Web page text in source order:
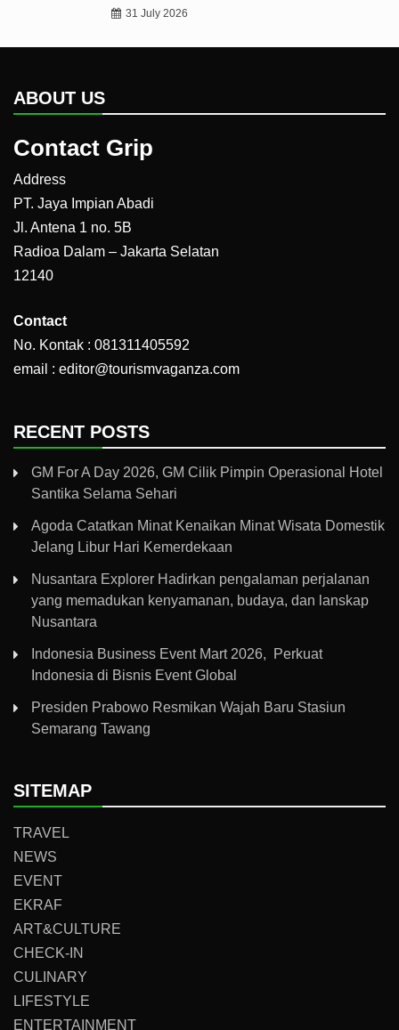
31 July 2026
ABOUT US
Contact Grip
Address
PT. Jaya Impian Abadi
Jl. Antena 1 no. 5B
Radioa Dalam – Jakarta Selatan
12140
Contact
No. Kontak : 081311405592
email : editor@tourismvaganza.com
RECENT POSTS
GM For A Day 2026, GM Cilik Pimpin Operasional Hotel
Santika Selama Sehari
Agoda Catatkan Minat Kenaikan Minat Wisata Domestik
Jelang Libur Hari Kemerdekaan
Nusantara Explorer Hadirkan pengalaman perjalanan
yang memadukan kenyamanan, budaya, dan lanskap
Nusantara
Indonesia Business Event Mart 2026, Perkuat
Indonesia di Bisnis Event Global
Presiden Prabowo Resmikan Wajah Baru Stasiun
Semarang Tawang
SITEMAP
TRAVEL
NEWS
EVENT
EKRAF
ART&CULTURE
CHECK-IN
CULINARY
LIFESTYLE
ENTERTAINMENT